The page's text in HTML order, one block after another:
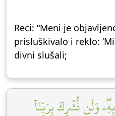
Reci: “Meni je
prisluškivalo i reklo:
divni slušali;
وَلَن نُّشۡرِكَ بِرَبِّنَآ